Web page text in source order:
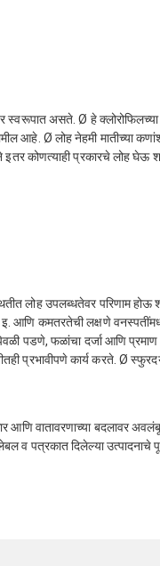
स्वरूपात असते. Ø हे
आहे. Ø लोह नेहमी मातीच्या
कोणत्याही प्रकारचे लोह घेऊ
लोह उपलब्धतेवर परिणाम
इ. आणि कमतरतेची लक्षणे
पडणे, फळांचा दर्जा आणि प्रमाण
प्रभावीपणे कार्य करते. Ø
आणि वातावरणाच्या बदलावर
लेबल व पत्रकात दिलेल्या उत्पादनाचे